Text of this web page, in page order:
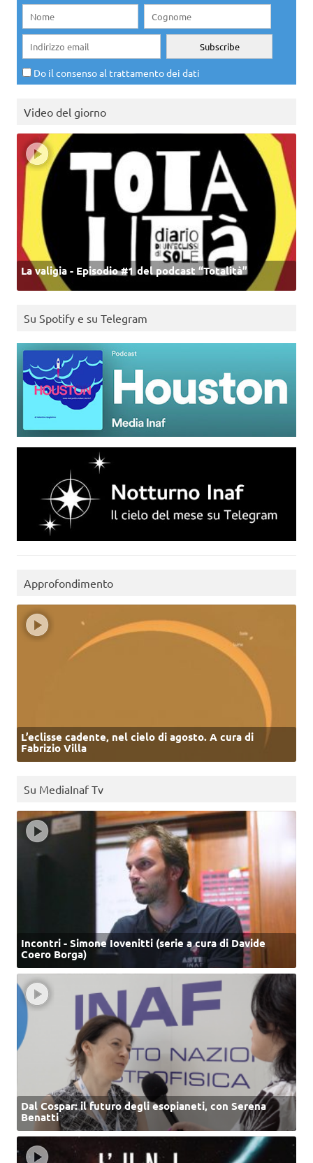
Do il consenso al trattamento dei dati
Video del giorno
La valigia - Episodio #1 del podcast “Totalità”
Su Spotify e su Telegram
Approfondimento
L’eclisse cadente, nel cielo di agosto. A cura di
Fabrizio Villa
Su MediaInaf Tv
Incontri - Simone Iovenitti (serie a cura di Davide
Coero Borga)
Dal Cospar: il futuro degli esopianeti, con Serena
Benatti